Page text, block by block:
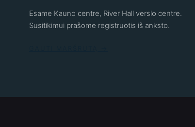
Esame Kauno centre, River Hall verslo centre.
Susitikimui prašome registruotis iš anksto.